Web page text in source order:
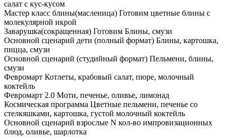
салат с кус-кусом
Мастер класс блины(масленица) Готовим цветные блины с
молекулярной икрой
⁠Заварушка(сокращенная) Готовим Блины, смузи
Основной сценарий дети (полный формат) Блины, картошка,
пицца, смузи
Основной сценарий (студийный формат) Пельмени, блины,
смузи
Февромарт Котлеты, крабовый салат, пюре, молочный
коктейль
⁠Февромарт 2.0 Моти, печенье, оливье, лимонад
Космическая программа Цветные пельмени, печенье со
стелкяшками, картошка, густой молочный коктейль
Основной сценарий взрослые N кол-во импровизационных
блюд, оливье, шарлотка